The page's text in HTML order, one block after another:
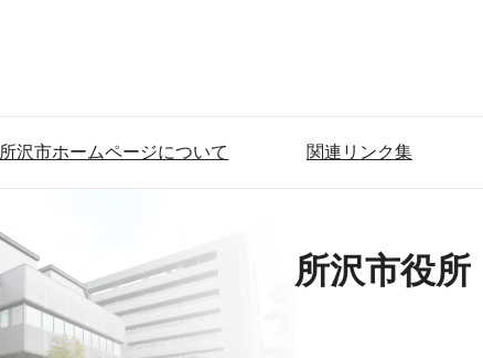
所沢市ホームページについて 関連リンク集
所沢市役所